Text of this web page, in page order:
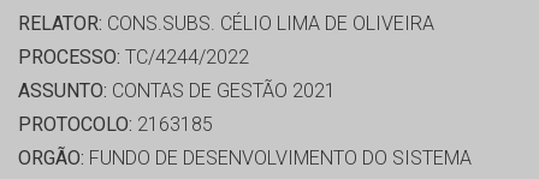
RELATOR: CONS.SUBS. CÉLIO LIMA DE OLIVEIRA
PROCESSO: TC/4244/2022
ASSUNTO: CONTAS DE GESTÃO 2021
PROTOCOLO: 2163185
ORGÃO: FUNDO DE DESENVOLVIMENTO DO SISTEMA